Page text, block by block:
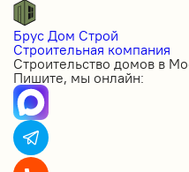
Брус Дом Строй
Строительная компания
Строительство домов в
Пишите, мы онлайн: